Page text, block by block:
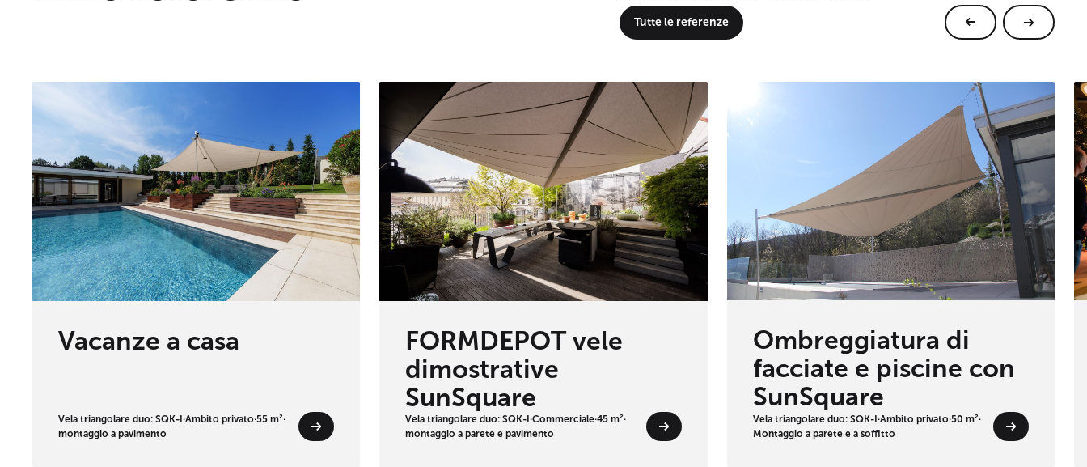
Tutte le referenze
Vacanze a casa
Vela triangolare duo: SQK-I·Ambito privato·55 m²·
montaggio a pavimento
FORMDEPOT vele
dimostrative
SunSquare
Vela triangolare duo: SQK-I·Commerciale·45 m²·
montaggio a parete e pavimento
Ombreggiatura di
facciate e piscine con
SunSquare
Vela triangolare duo: SQK-I·Ambito privato·50 m²·
Montaggio a parete e a soffitto